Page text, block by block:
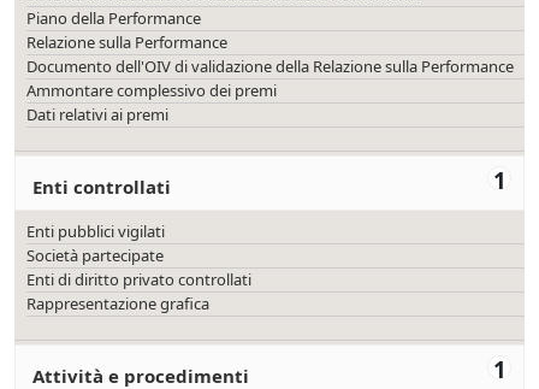
Piano della Performance
Relazione sulla Performance
Documento dell'OIV di validazione della Relazione sulla Performance
Ammontare complessivo dei premi
Dati relativi ai premi
1
Enti controllati
Enti pubblici vigilati
Società partecipate
Enti di diritto privato controllati
Rappresentazione grafica
1
Attività e procedimenti